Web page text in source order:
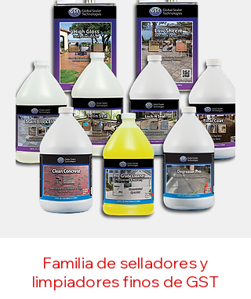
Familia de selladores y
limpiadores finos de GST